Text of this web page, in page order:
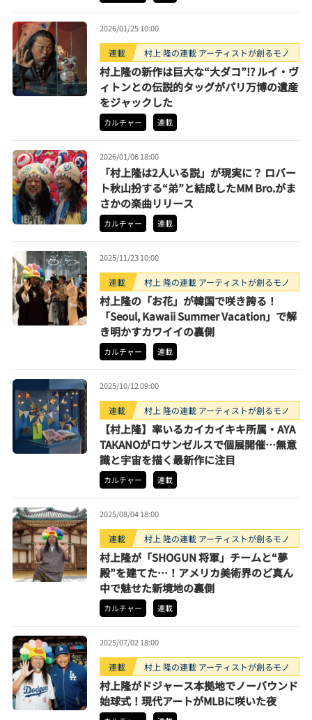
2026/01/25 10:00
連載 村上 隆の連載 アーティストが創るモノ
村上隆の新作は巨大な“大ダコ”!? ルイ・ヴ
ィトンとの伝説的タッグがパリ万博の遺産
をジャックした
カルチャー 連載
2026/01/06 18:00
「村上隆は2人いる説」が現実に？ ロバー
ト秋山扮する“弟”と結成したMM Bro.がま
さかの楽曲リリース
カルチャー 連載
2025/11/23 10:00
連載 村上 隆の連載 アーティストが創るモノ
村上隆の「お花」が韓国で咲き誇る！
「Seoul, Kawaii Summer Vacation」で解
き明かすカワイイの裏側
カルチャー 連載
2025/10/12 09:00
連載 村上 隆の連載 アーティストが創るモノ
【村上隆】率いるカイカイキキ所属・AYA
TAKANOがロサンゼルスで個展開催…無意
識と宇宙を描く最新作に注目
カルチャー 連載
2025/08/04 18:00
連載 村上 隆の連載 アーティストが創るモノ
村上隆が「SHOGUN 将軍」チームと“夢
殿”を建てた…！アメリカ美術界のど真ん
中で魅せた新境地の裏側
カルチャー 連載
2025/07/02 18:00
連載 村上 隆の連載 アーティストが創るモノ
村上隆がドジャース本拠地でノーバウンド
始球式！現代アートがMLBに咲いた夜